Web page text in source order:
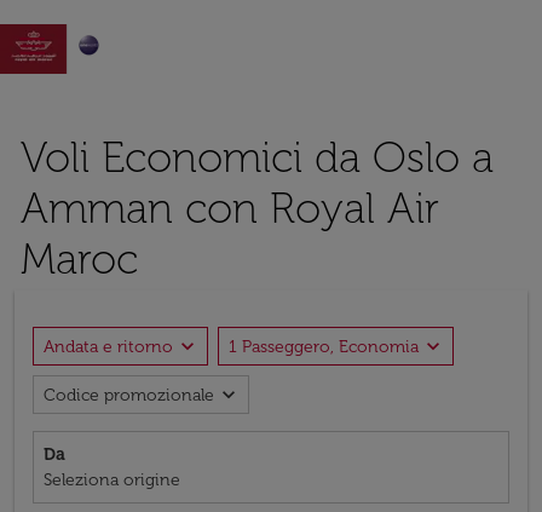

Voli Economici da Oslo a
Amman con Royal Air
Maroc
Andata e ritorno expand_more 1 Passeggero, Economia expand_more
Codice promozionale expand_more
Da
Seleziona origine